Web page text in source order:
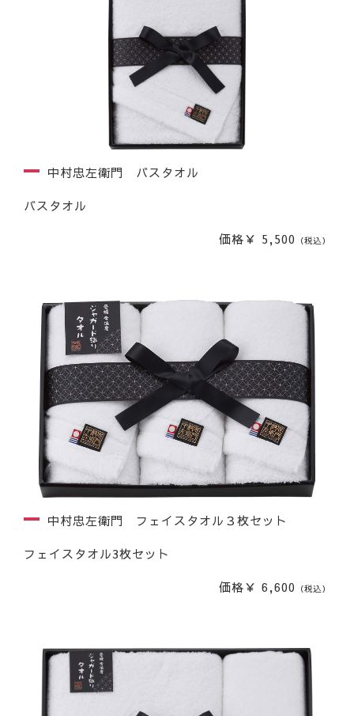
中村忠左衛門 バスタオル
バスタオル
価格￥ 5,500 （税込）
中村忠左衛門 フェイスタオル３枚セット
フェイスタオル3枚セット
価格￥ 6,600 （税込）